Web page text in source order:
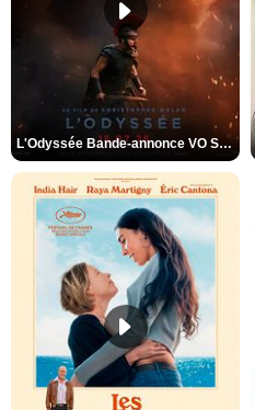
L'Odyssée Bande-annonce VO STFR